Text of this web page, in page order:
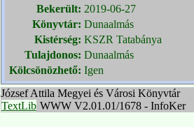
Bekerült: 2019-06-27
Könyvtár: Dunaalmás
Kistérség: KSZR Tatabánya
Tulajdonos: Dunaalmás
Kölcsönözhető: Igen
József Attila Megyei és Városi Könyvtár
TextLib WWW V2.01.01/1678 - InfoKer